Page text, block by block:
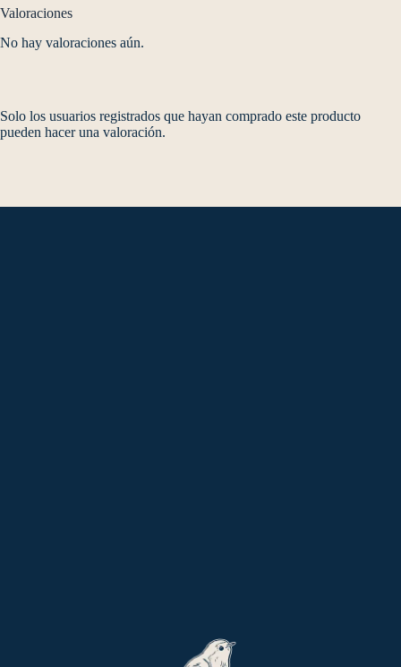
Valoraciones
No hay valoraciones aún.
Solo los usuarios registrados que hayan comprado este producto
pueden hacer una valoración.